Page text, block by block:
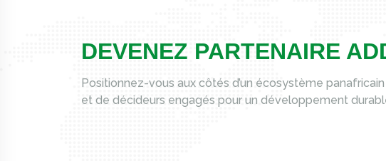
DEVENEZ PARTENAIRE
Positionnez-vous aux côtés d’un écosystème
et de décideurs engagés pour un développement